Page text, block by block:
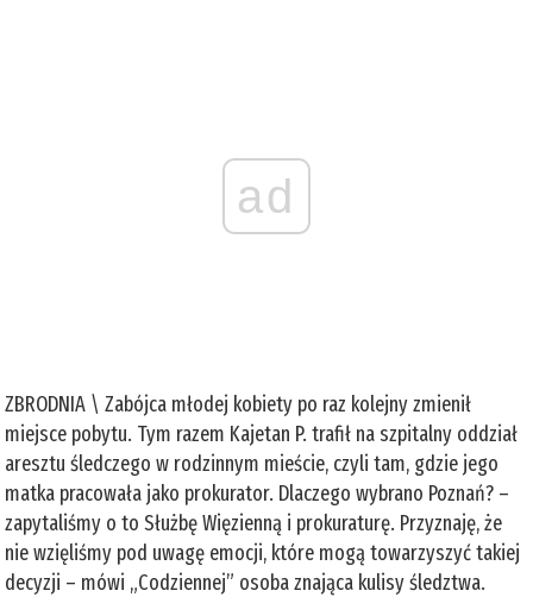
ad
ZBRODNIA \ Zabójca młodej kobiety po raz kolejny zmienił
miejsce pobytu. Tym razem Kajetan P. trafił na szpitalny oddział
aresztu śledczego w rodzinnym mieście, czyli tam, gdzie jego
matka pracowała jako prokurator. Dlaczego wybrano Poznań? –
zapytaliśmy o to Służbę Więzienną i prokuraturę. Przyznaję, że
nie wzięliśmy pod uwagę emocji, które mogą towarzyszyć takiej
decyzji – mówi „Codziennej” osoba znająca kulisy śledztwa.